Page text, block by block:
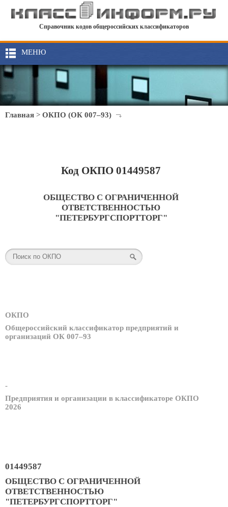
Справочник кодов общероссийских классификаторов
МЕНЮ
Главная > ОКПО (ОК 007–93)
Код ОКПО 01449587
ОБЩЕСТВО С ОГРАНИЧЕННОЙ
ОТВЕТСТВЕННОСТЬЮ
"ПЕТЕРБУРГСПОРТТОРГ"
ОКПО
Общероссийский классификатор предприятий и
организаций ОК 007–93
-
Предприятия и организации в классификаторе ОКПО
2026
01449587
ОБЩЕСТВО С ОГРАНИЧЕННОЙ
ОТВЕТСТВЕННОСТЬЮ
"ПЕТЕРБУРГСПОРТТОРГ"